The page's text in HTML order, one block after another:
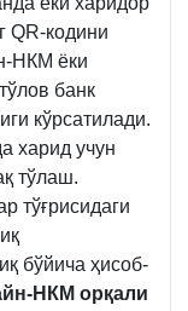
QR-кодини
НКМ ёки
банк
кўрсатилади.
харид учун
тўлаш.
тўғрисидаги
бўйича ҳисоб-
НКМ орқали